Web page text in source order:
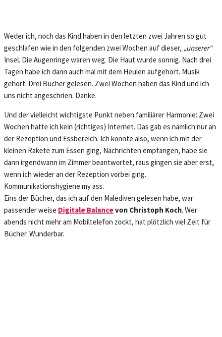
Weder ich, noch das Kind haben in den letzten zwei Jahren so gut
geschlafen wie in den folgenden zwei Wochen auf dieser, „unserer“
Insel. Die Augenringe waren weg. Die Haut wurde sonnig. Nach drei
Tagen habe ich dann auch mal mit dem Heulen aufgehört. Musik
gehört. Drei Bücher gelesen. Zwei Wochen haben das Kind und ich
uns nicht angeschrien. Danke.
Und der vielleicht wichtigste Punkt neben familiärer Harmonie: Zwei
Wochen hatte ich kein (richtiges) Internet. Das gab es nämlich nur an
der Rezeption und Essbereich. Ich konnte also, wenn ich mit der
kleinen Rakete zum Essen ging, Nachrichten empfangen, habe sie
dann irgendwann im Zimmer beantwortet, raus gingen sie aber erst,
wenn ich wieder an der Rezeption vorbei ging.
Kommunikationshygiene my ass.
Eins der Bücher, das ich auf den Malediven gelesen habe, war
passender weise Digitale Balancevon Christoph Koch. Wer
abends nicht mehr am Mobiltelefon zockt, hat plötzlich viel Zeit für
Bücher. Wunderbar.